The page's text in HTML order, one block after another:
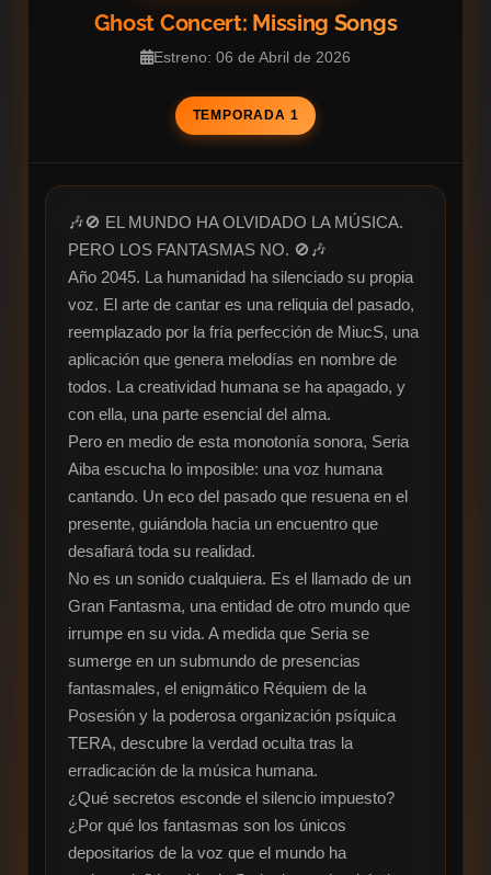
Ghost Concert: Missing Songs
Estreno: 06 de Abril de 2026
TEMPORADA 1
🎶🚫 EL MUNDO HA OLVIDADO LA MÚSICA.
PERO LOS FANTASMAS NO. 🚫🎶
Año 2045. La humanidad ha silenciado su propia
voz. El arte de cantar es una reliquia del pasado,
reemplazado por la fría perfección de MiucS, una
aplicación que genera melodías en nombre de
todos. La creatividad humana se ha apagado, y
con ella, una parte esencial del alma.
Pero en medio de esta monotonía sonora, Seria
Aiba escucha lo imposible: una voz humana
cantando. Un eco del pasado que resuena en el
presente, guiándola hacia un encuentro que
desafiará toda su realidad.
No es un sonido cualquiera. Es el llamado de un
Gran Fantasma, una entidad de otro mundo que
irrumpe en su vida. A medida que Seria se
sumerge en un submundo de presencias
fantasmales, el enigmático Réquiem de la
Posesión y la poderosa organización psíquica
TERA, descubre la verdad oculta tras la
erradicación de la música humana.
¿Qué secretos esconde el silencio impuesto?
¿Por qué los fantasmas son los únicos
depositarios de la voz que el mundo ha